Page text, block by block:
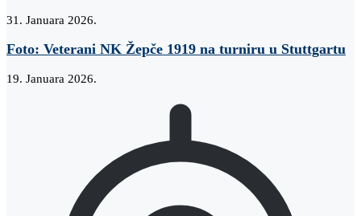
31. Januara 2026.
Foto: Veterani NK Žepče 1919 na turniru u Stuttgartu
19. Januara 2026.